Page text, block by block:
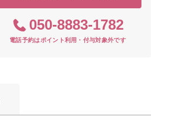
050-8883-1782
電話予約はポイント利用・付与対象外です